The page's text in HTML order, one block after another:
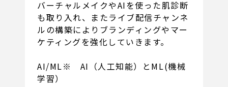
バーチャルメイクやAIを使った肌診断
も取り入れ、またライブ配信チャンネ
ルの構築によりブランディングやマー
ケティングを強化していきます。
AI/ML※ AI（人工知能）とML(機械
学習）